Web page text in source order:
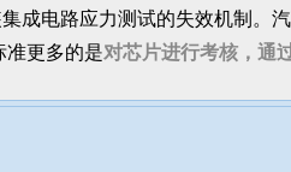
成电路应力测试的失效机制。
准更多的是对芯片进行考核，通